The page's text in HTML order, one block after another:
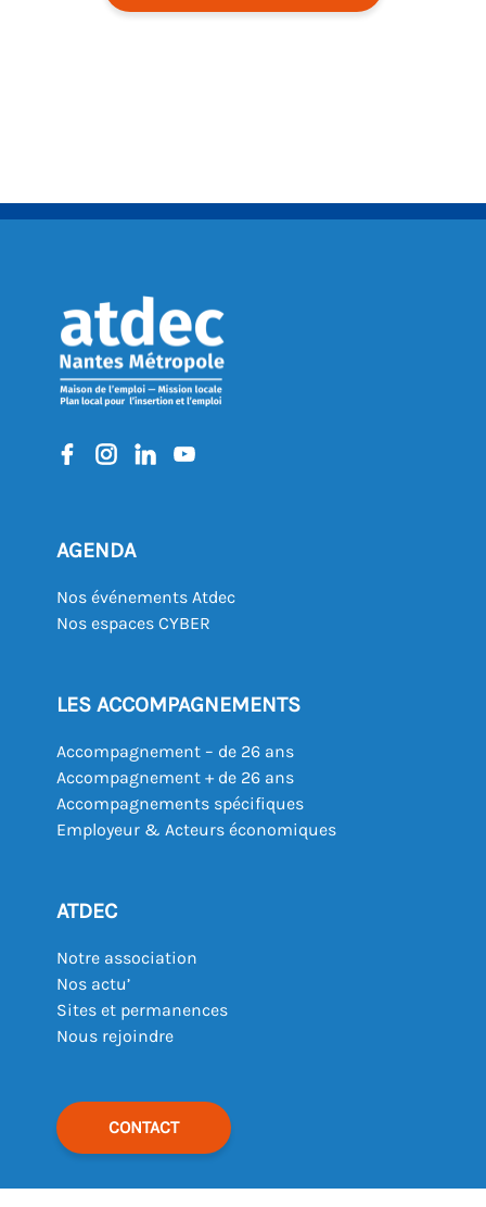
AGENDA
Nos événements Atdec
Nos espaces CYBER
LES ACCOMPAGNEMENTS
Accompagnement – de 26 ans
Accompagnement + de 26 ans
Accompagnements spécifiques
Employeur & Acteurs économiques
ATDEC
Notre association
Nos actu’
Sites et permanences
Nous rejoindre
CONTACT